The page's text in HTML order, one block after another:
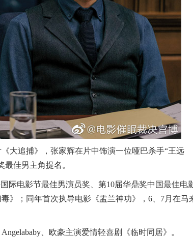
大追捕》，张家辉在片中饰演一位哑巴杀手“王远
佳男主角提名。
际电影节最佳男演员奖、第10届华鼎奖中国最佳电
》；同年首次执导电影《盂兰神功》，6、7月在马
、欧豪主演爱情轻喜剧《临时同居》。